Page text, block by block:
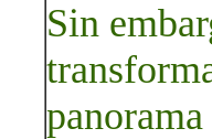
Sin